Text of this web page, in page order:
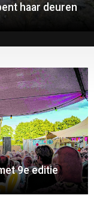
haar deuren
9e editie